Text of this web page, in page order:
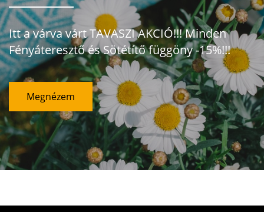
Itt a várva várt TAVASZI AKCIÓ!!! Minden
Fényáteresztő és Sötétítő függöny -15%!!!
Megnézem